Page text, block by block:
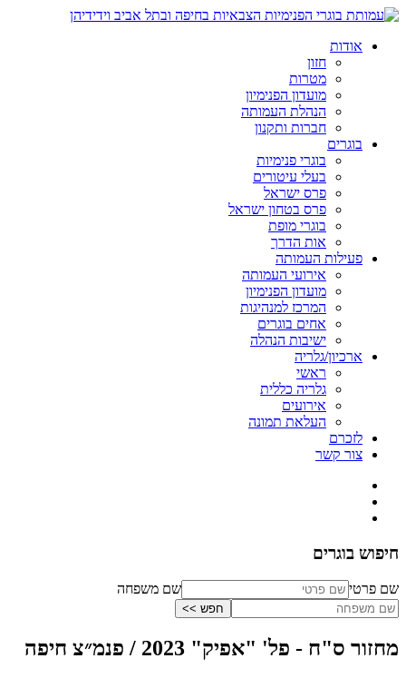
אודות
חזון
מטרות
מועדון הפנימיון
הנהלת העמותה
חברות ותקנון
בוגרים
בוגרי פנימיות
בעלי עיטורים
פרס ישראל
פרס בטחון ישראל
בוגרי מופת
אות הדרך
פעילות העמותה
אירועי העמותה
מועדון הפנימיון
המרכז למנהיגות
אחים בוגרים
ישיבות הנהלה
ארכיון/גלריה
ראשי
גלריה כללית
אירועים
העלאת תמונה
לזכרם
צור קשר
חיפוש בוגרים
שם פרטי שם משפחה
מחזור ס"ח - פל' "אפיק" 2023 / פנמ״צ חיפה